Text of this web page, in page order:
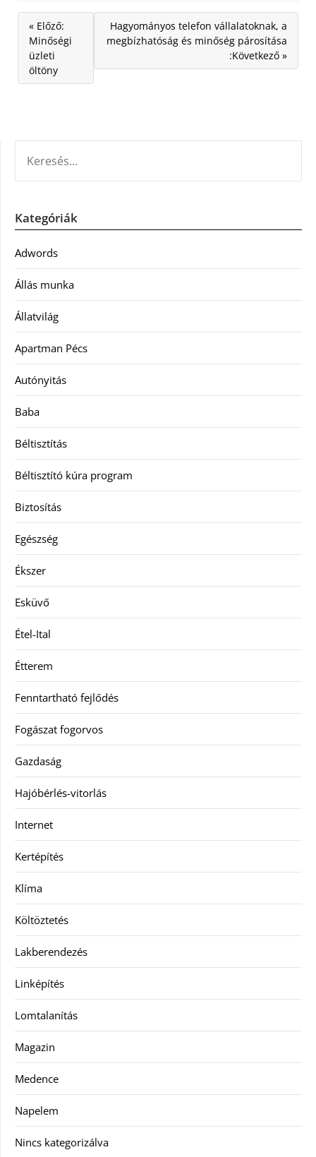
« Előző:
Minőségi
üzleti
öltöny
Hagyományos telefon vállalatoknak, a
megbízhatóság és minőség párosítása
:Következő »
Kategóriák
Adwords
Állás munka
Állatvilág
Apartman Pécs
Autónyitás
Baba
Béltisztítás
Béltisztító kúra program
Biztosítás
Egészség
Ékszer
Esküvő
Étel-Ital
Étterem
Fenntartható fejlődés
Fogászat fogorvos
Gazdaság
Hajóbérlés-vitorlás
Internet
Kertépítés
Klíma
Költöztetés
Lakberendezés
Linképítés
Lomtalanítás
Magazin
Medence
Napelem
Nincs kategorizálva